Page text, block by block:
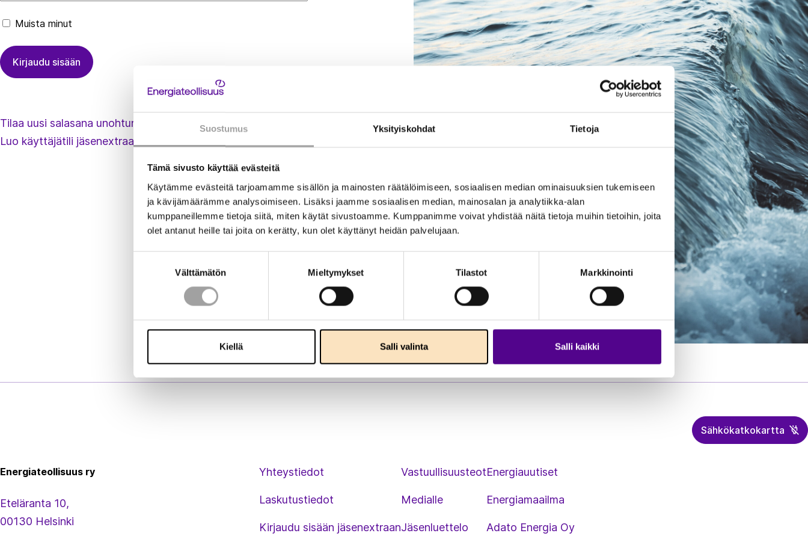
Suostumus Yksityiskohdat Tietoja
Tämä sivusto käyttää evästeitä
Käytämme evästeitä tarjoamamme sisällön ja mainosten räätälöimiseen, sosiaalisen median ominaisuuksien tukemiseen
ja kävijämäärämme analysoimiseen. Lisäksi jaamme sosiaalisen median, mainosalan ja analytiikka-alan
kumppaneillemme tietoja siitä, miten käytät sivustoamme. Kumppanimme voivat yhdistää näitä tietoja muihin tietoihin, joita
olet antanut heille tai joita on kerätty, kun olet käyttänyt heidän palvelujaan.
Välttämätön Mieltymykset Tilastot Markkinointi
Kiellä Salli valinta Salli kaikki
Muista minut
Tilaa uusi salasana unohtuneen tilalle
Luo käyttäjätili jäsenextraan
Sähkökatkokartta
Energiateollisuus ry
Eteläranta 10,
00130 Helsinki
Yhteystiedot
Laskutustiedot
Kirjaudu sisään jäsenextraan
Vastuullisuusteot
Medialle
Jäsenluettelo
Energiauutiset
Energiamaailma
Adato Energia Oy